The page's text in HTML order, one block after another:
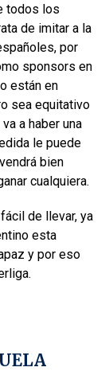
todos los
de imitar a la
por
sponsors en
están en
sea equitativo
a haber una
le puede
bien
cualquiera.
de llevar, ya
esta
y por eso